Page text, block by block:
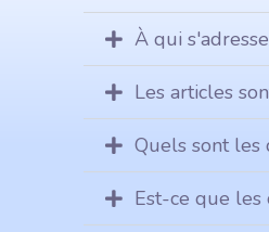
À qui
Les articles
Quels sont les
Est-ce que les